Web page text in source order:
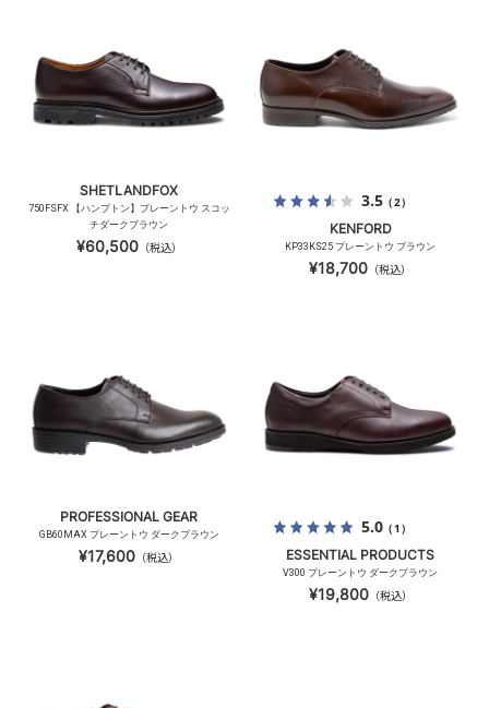
SHETLANDFOX
750FSFX 【ハンプトン】プレーントウ スコッ
チダークブラウン
¥60,500（税込）
3.5（2）
KENFORD
KP33KS25 プレーントウ ブラウン
¥18,700 （税込）
PROFESSIONAL GEAR
GB60MAX プレーントウ ダークブラウン
¥17,600 （税込）
5.0（1）
ESSENTIAL PRODUCTS
V300 プレーントウ ダークブラウン
¥19,800（税込）